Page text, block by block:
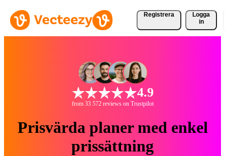
Registrera
Logga
in
4.9
from 33 572 reviews on Trustpilot
Prisvärda planer med enkel
prissättning